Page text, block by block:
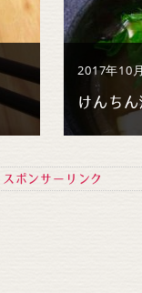
2017年10
けんち
スポンサーリンク